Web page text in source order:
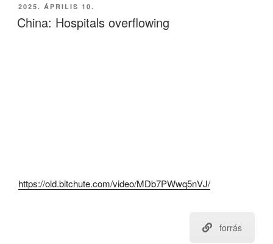
BEKÜLDVE:
2025. ÁPRILIS 10.
China: Hospitals overflowing
https://old.bitchute.com/video/MDb7PWwq5nVJ/
forrás